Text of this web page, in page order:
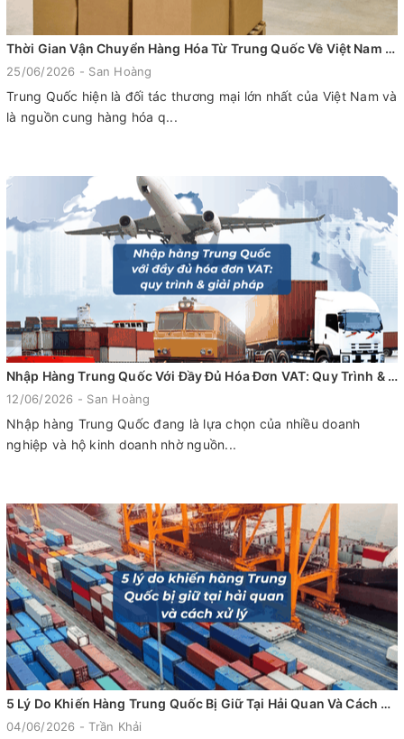
Thời Gian Vận Chuyển Hàng Hóa Từ Trung Quốc Về Việt Nam Mất Bao Lâu?
25/06/2026 - San Hoàng
Trung Quốc hiện là đối tác thương mại lớn nhất của Việt Nam và
là nguồn cung hàng hóa q...
Nhập Hàng Trung Quốc Với Đầy Đủ Hóa Đơn VAT: Quy Trình & Giải Pháp Tối Ưu Cho Doanh Nghiệp
12/06/2026 - San Hoàng
Nhập hàng Trung Quốc đang là lựa chọn của nhiều doanh
nghiệp và hộ kinh doanh nhờ nguồn...
5 Lý Do Khiến Hàng Trung Quốc Bị Giữ Tại Hải Quan Và Cách Xử Lý Hiệu Quả
04/06/2026 - Trần Khải